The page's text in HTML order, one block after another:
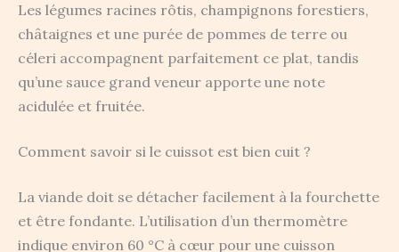
Les légumes racines rôtis, champignons forestiers,
châtaignes et une purée de pommes de terre ou
céleri accompagnent parfaitement ce plat, tandis
qu’une sauce grand veneur apporte une note
acidulée et fruitée.
Comment savoir si le cuissot est bien cuit ?
La viande doit se détacher facilement à la fourchette
et être fondante. L’utilisation d’un thermomètre
indique environ 60 °C à cœur pour une cuisson